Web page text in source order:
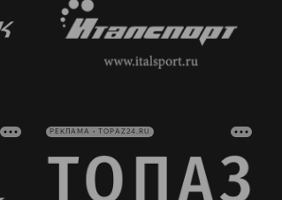
РЕКЛАМА • TOPAZ24.RU